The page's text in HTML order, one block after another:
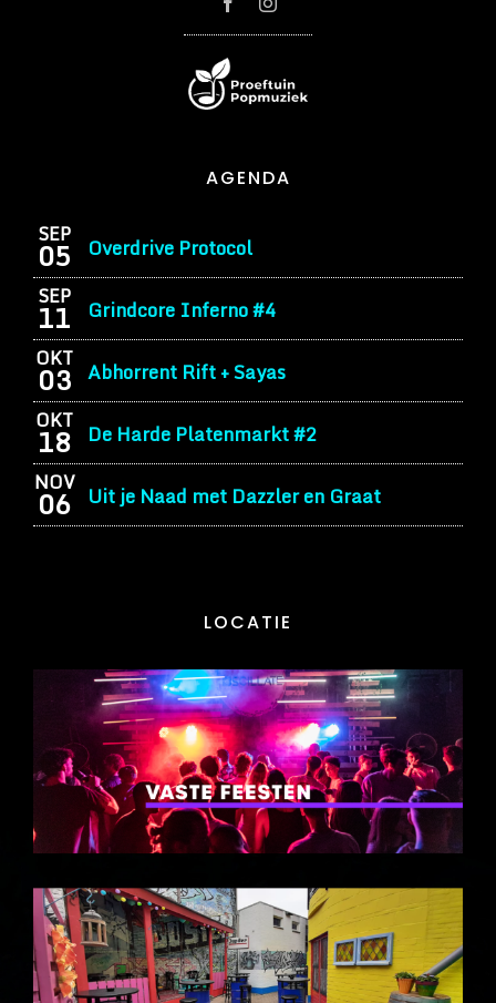
AGENDA
SEP
05 Overdrive Protocol
SEP
11 Grindcore Inferno #4
OKT
03 Abhorrent Rift + Sayas
OKT
18 De Harde Platenmarkt #2
NOV
06 Uit je Naad met Dazzler en Graat
LOCATIE